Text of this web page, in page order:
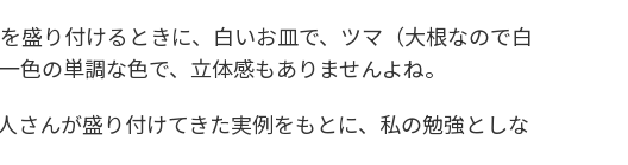
盛り付けるときに、白いお皿で、ツマ（大根なので白
色の単調な色で、立体感もありませんよね。
さんが盛り付けてきた実例をもとに、私の勉強としな